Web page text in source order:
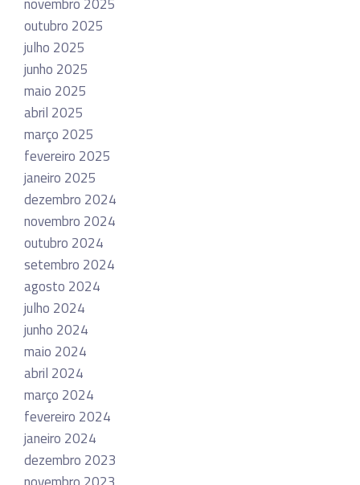
outubro 2025
julho 2025
junho 2025
maio 2025
abril 2025
março 2025
fevereiro 2025
janeiro 2025
dezembro 2024
novembro 2024
outubro 2024
setembro 2024
agosto 2024
julho 2024
junho 2024
maio 2024
abril 2024
março 2024
fevereiro 2024
janeiro 2024
dezembro 2023